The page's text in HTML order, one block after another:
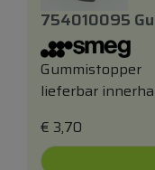
754010095
Gummistopper
lieferbar
€ 3,70